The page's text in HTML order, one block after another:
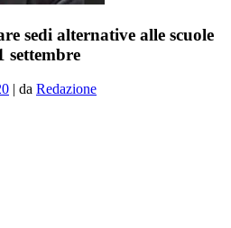
sedi alternative alle scuole
settembre
| da Redazione